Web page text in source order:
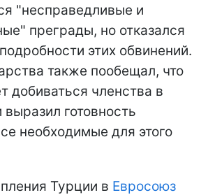
"несправедливые и
преграды, но отказался
этих обвинений.
также пообещал, что
добиваться членства в
готовность
необходимые для этого
Турции в Евросоюз